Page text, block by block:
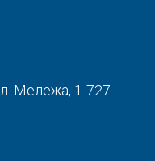
Мележа, 1-727